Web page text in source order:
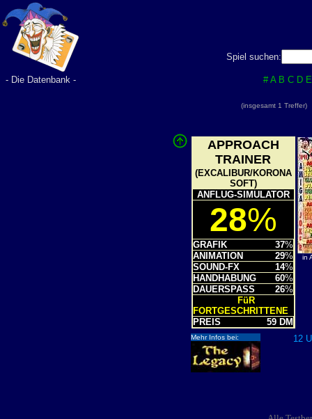
Spiel suchen:
# A B C D E
- Die Datenbank -
(insgesamt 1
APPROACH
TRAINER
(EXCALIBUR/KORONA
SOFT)
ANFLUG-SIMULATOR
28%
GRAFIK 37%
ANIMATION
29%
SOUND-FX
14%
HANDHABUNG
60%
DAUERSPASS
26%
FüR
FORTGESCHRITTENE
PREIS
59 DM
in
Mehr Infos bei: 12